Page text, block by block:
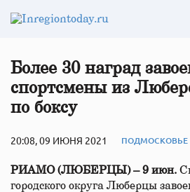
Более 30 наград
спортсмены из
по боксу
20:08, 09 ИЮНЯ 2021 ПОДМОСКОВЬЕ
РИАМО (ЛЮБЕРЦЫ) – 9 июн.
городского округа Люберцы